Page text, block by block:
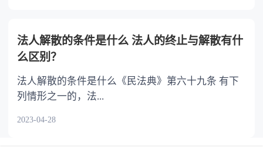
法人解散的条件是什么 法人的终止与解散有什
么区别？
法人解散的条件是什么《民法典》第六十九条 有下
列情形之一的，法...
2023-04-28